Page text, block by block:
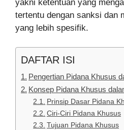
yakni ketentuan yang
tertentu dengan sanksi dan
yang lebih spesifik.
DAFTAR ISI
Pengertian Pidana Khusus
Konsep Pidana Khusus
Prinsip Dasar Pidana
Ciri-Ciri Pidana Khusus
Tujuan Pidana Khusus